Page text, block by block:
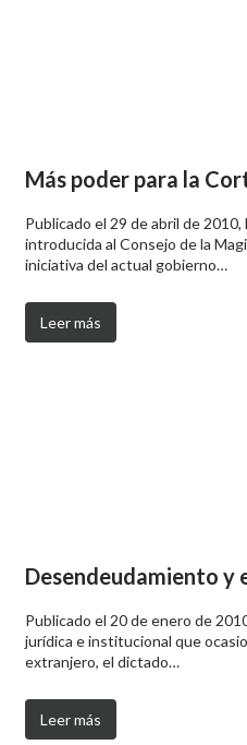
Más poder para la
Publicado el 29 de abril de 2010,
introducida al Consejo de la
iniciativa del actual gobierno…
Leer más
Desendeudamiento y
Publicado el 20 de enero de
jurídica e institucional que
extranjero, el dictado…
Leer más